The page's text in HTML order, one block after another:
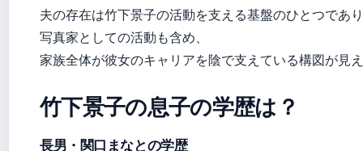
夫の存在は竹下景子の活動を支える基盤のひとつであ
写真家としての活動も含め、
家族全体が彼女のキャリアを陰で支えている構図が見
竹下景子の息子の学歴は？
長男・関口まなとの学歴